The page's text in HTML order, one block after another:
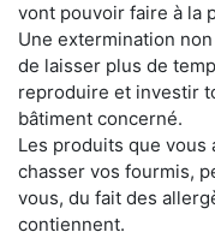
vont pouvoir faire à la
Une extermination
de laisser plus de
reproduire et investir
bâtiment concerné.
Les produits que vous
chasser vos fourmis,
vous, du fait des
contiennent.